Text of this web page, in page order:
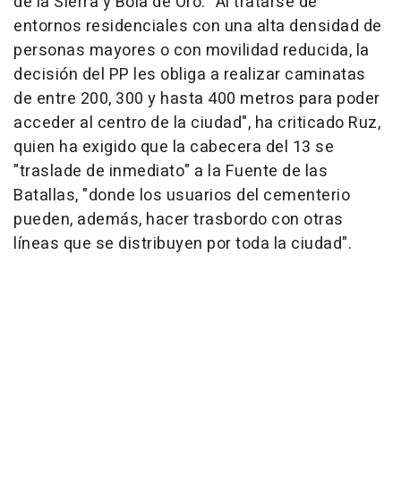
entornos residenciales con una alta densidad de
personas mayores o con movilidad reducida, la
decisión del PP les obliga a realizar caminatas
de entre 200, 300 y hasta 400 metros para poder
acceder al centro de la ciudad", ha criticado Ruz,
quien ha exigido que la cabecera del 13 se
"traslade de inmediato" a la Fuente de las
Batallas, "donde los usuarios del cementerio
pueden, además, hacer trasbordo con otras
líneas que se distribuyen por toda la ciudad".